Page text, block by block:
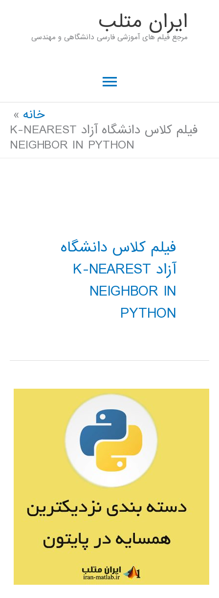
ايران متلب
مرجع فیلم های آموزشی فارسی دانشگاهی و مهندسی
فهرست
خانه
فیلم کلاس دانشگاه آزاد K-NEAREST
NEIGHBOR IN PYTHON
فیلم کلاس دانشگاه
آزاد K-NEAREST
NEIGHBOR IN
PYTHON